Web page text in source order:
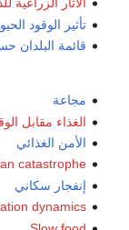
النفطية
على البلدان النامية
معدل الخصوبة